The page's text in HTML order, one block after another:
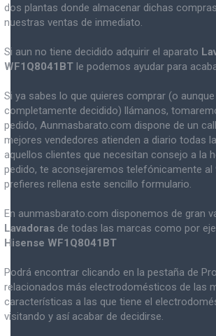
dos plantas donde almacenar dichas
nuestras ventas de inmediato.
Si aun no tiene decidido adquirir el aparato
WF1Q8041BT le podemos ayudar para
Si ya sabes lo que quieres comprar (o
completamente decidido) llámanos,
pedido, Aunmasbarato.com dispone de un
mejores vendedores atienden a diario todas
aquellos clientes que necesitan consejo a la
pedido, te aconsejaremos telefónicamente al
prefieres rellena este sencillo formulario.
En aunmasbarato.com disponemos de gran
Lavadoras de todas las marcas como por
Hisense WF1Q8041BT
Podrá encontrar clicando en la pestaña de
relacionados más electrodomésticos de las
características a las que tiene el
visitando y así acabar de decidirse.